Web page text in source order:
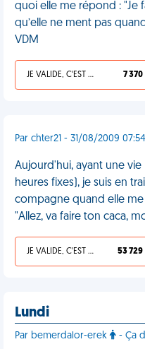
quoi elle me répond : "Je
qu’elle ne ment pas
VDM
JE VALIDE, C'EST UNE VDM 7 370
Par chter21 - 31/08/2009 07:54
Aujourd'hui, ayant une
heures fixes), je suis en
compagne quand elle
"Allez, va faire ton caca,
JE VALIDE, C'EST UNE VDM 53 729
Lundi
Par bemerdalor-erek - Ça